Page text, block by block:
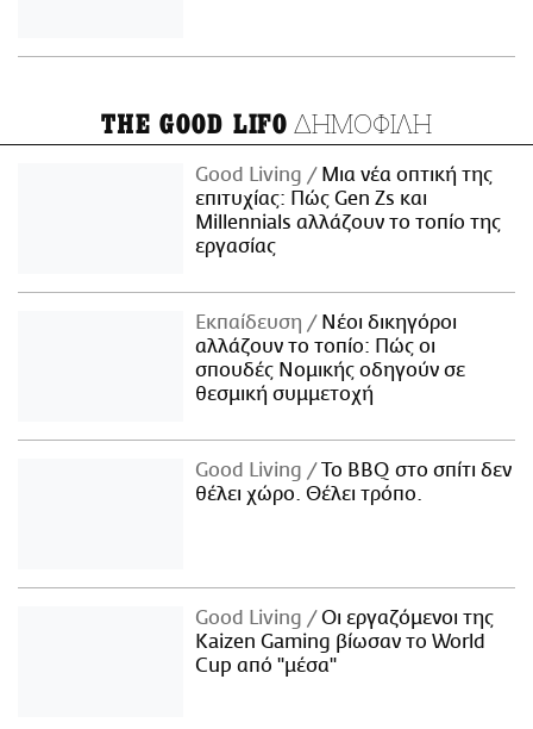
THE GOOD LIFO ΔΗΜΟΦΙΛΗ
Good Living
Μια νέα οπτική της
επιτυχίας: Πώς Gen Zs και
Millennials αλλάζουν το τοπίο της
εργασίας
Εκπαίδευση
Νέοι δικηγόροι
αλλάζουν το τοπίο: Πώς οι
σπουδές Νομικής οδηγούν σε
θεσμική συμμετοχή
Good Living
Το BBQ στο σπίτι δεν
θέλει χώρο. Θέλει τρόπο.
Good Living
Οι εργαζόμενοι της
Kaizen Gaming βίωσαν το World
Cup από "μέσα"